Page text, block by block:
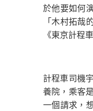
於他要如何
「木村拓哉
《東京計程
計程車司機
養院，乘客
一個請求，